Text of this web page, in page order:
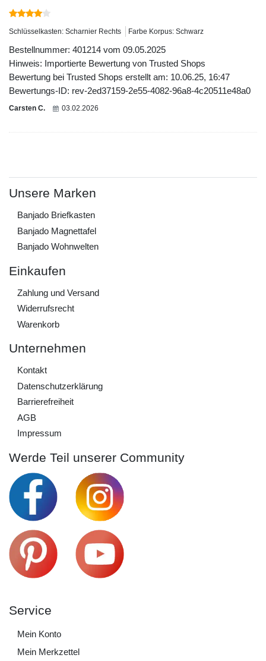
Schlüsselkasten: Scharnier Rechts Farbe Korpus: Schwarz
Bestellnummer: 401214 vom 09.05.2025
Hinweis: Importierte Bewertung von Trusted Shops
Bewertung bei Trusted Shops erstellt am: 10.06.25, 16:47
Bewertungs-ID: rev-2ed37159-2e55-4082-96a8-4c20511e48a0
Carsten C. 03.02.2026
Unsere Marken
Banjado Briefkasten
Banjado Magnettafel
Banjado Wohnwelten
Einkaufen
Zahlung und Versand
Widerrufs­recht
Warenkorb
Unternehmen
Kontakt
Daten­schutz­erklärung
Barrierefreiheit
AGB
Impressum
Werde Teil unserer Community
Service
Mein Konto
Mein Merkzettel